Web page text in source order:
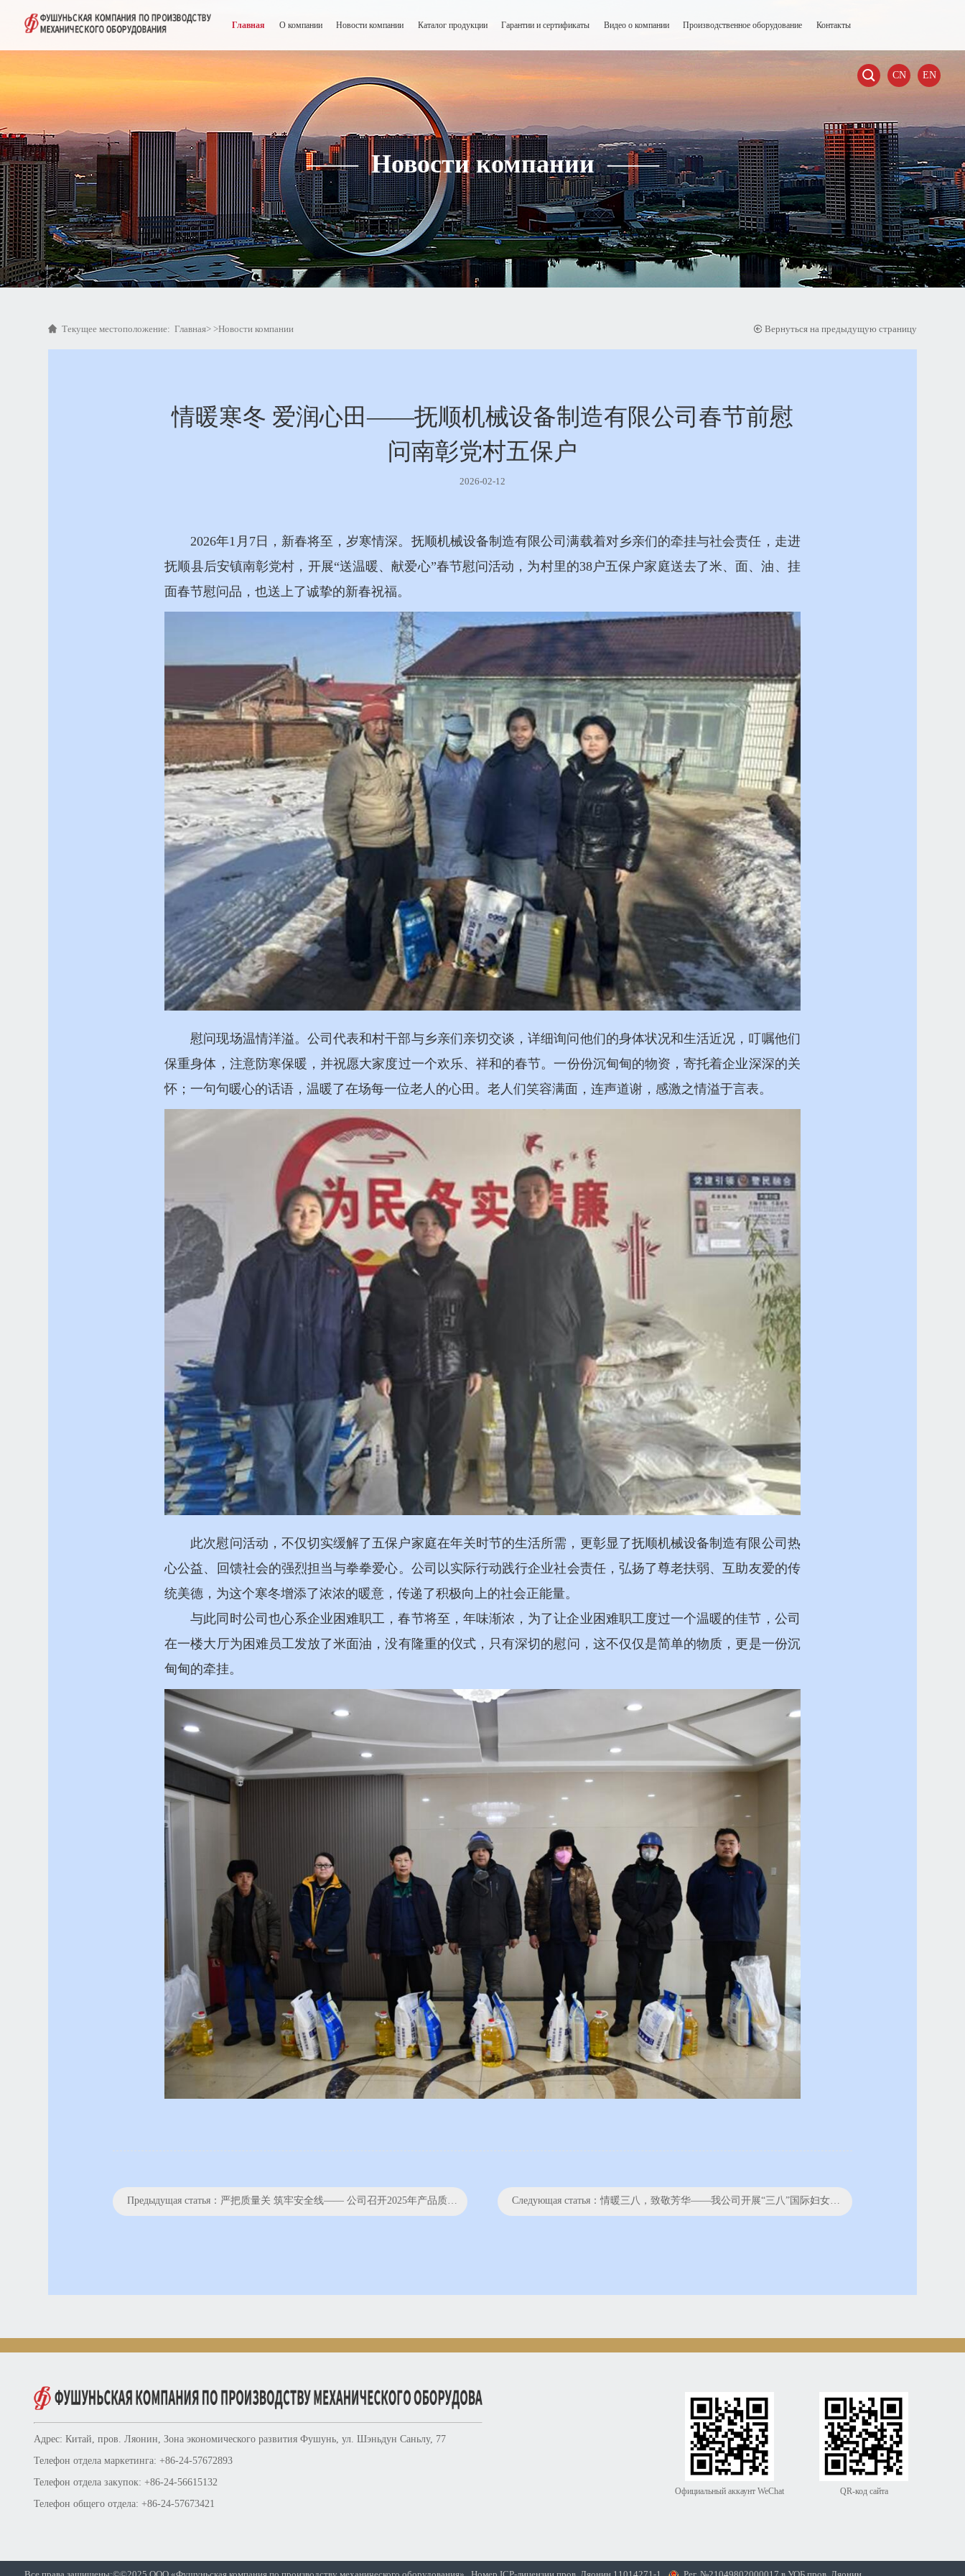
Главная О компании Новости компании Каталог продукции Гарантии и сертификаты Видео о компании Производственное оборудование Контакты
 CN EN
——Новости компании——
Текущее местоположение: Главная> >Новости компании Вернуться на предыдущую страницу
情暖寒冬 爱润心田——抚顺机械设备制造有限公司春节前慰
问南彰党村五保户
2026-02-12
2026年1月7日，新春将至，岁寒情深。抚顺机械设备制造有限公司满载着对乡亲们的牵挂与社会责任，走进
抚顺县后安镇南彰党村，开展“送温暖、献爱心”春节慰问活动，为村里的38户五保户家庭送去了米、面、油、挂
面春节慰问品，也送上了诚挚的新春祝福。
慰问现场温情洋溢。公司代表和村干部与乡亲们亲切交谈，详细询问他们的身体状况和生活近况，叮嘱他们
保重身体，注意防寒保暖，并祝愿大家度过一个欢乐、祥和的春节。一份份沉甸甸的物资，寄托着企业深深的关
怀；一句句暖心的话语，温暖了在场每一位老人的心田。老人们笑容满面，连声道谢，感激之情溢于言表。
此次慰问活动，不仅切实缓解了五保户家庭在年关时节的生活所需，更彰显了抚顺机械设备制造有限公司热
心公益、回馈社会的强烈担当与拳拳爱心。公司以实际行动践行企业社会责任，弘扬了尊老扶弱、互助友爱的传
统美德，为这个寒冬增添了浓浓的暖意，传递了积极向上的社会正能量。
与此同时公司也心系企业困难职工，春节将至，年味渐浓，为了让企业困难职工度过一个温暖的佳节，公司
在一楼大厅为困难员工发放了米面油，没有隆重的仪式，只有深切的慰问，这不仅仅是简单的物质，更是一份沉
甸甸的牵挂。
Предыдущая статья： 严把质量关 筑牢安全线—— 公司召开2025年产品质量总结暨2026年工作部署大会 Следующая статья：情暖三八，致敬芳华——我公司开展“三八”国际妇女节主题活动
Адрес: Китай, пров. Ляонин, Зона экономического развития Фушунь, ул. Шэньдун Саньлу, 77
Телефон отдела маркетинга: +86-24-57672893
Телефон отдела закупок: +86-24-56615132
Телефон общего отдела: +86-24-57673421
QR-код сайта
Официальный аккаунт WeChat